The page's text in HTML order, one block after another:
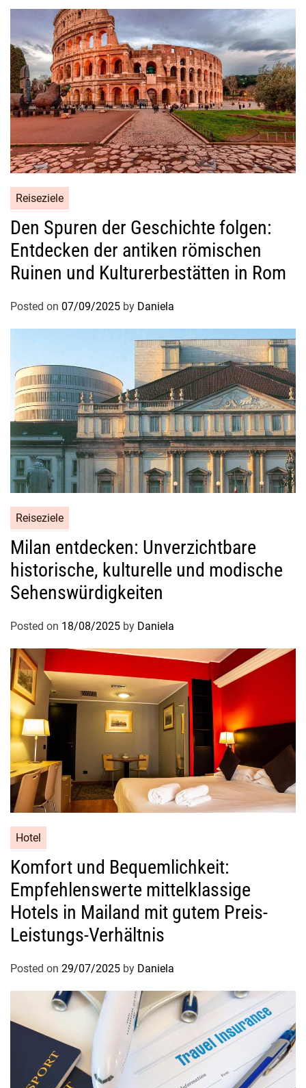
N
a
t
u
r
-
u
n
d
s
t
o
r
s
h
e
S
e
h
e
n
s
w
ü
g
k
e
t
e
Reiseziele
Den Spuren der Geschichte folgen:
Entdecken der antiken römischen
Ruinen und Kulturerbestätten in Rom
Posted on 07/09/2025 by Daniela
Reiseziele
Milan entdecken: Unverzichtbare
historische, kulturelle und modische
Sehenswürdigkeiten
Posted on 18/08/2025 by Daniela
Hotel
Komfort und Bequemlichkeit:
Empfehlenswerte mittelklassige
Hotels in Mailand mit gutem Preis-
Leistungs-Verhältnis
Posted on 29/07/2025 by Daniela